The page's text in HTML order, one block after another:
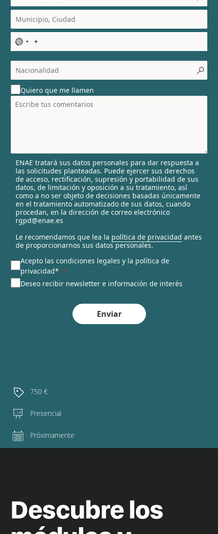
N
o
c
o
u
n
t
l
e
c
t
e
d
Quiero que me llamen
ENAE tratará sus datos personales para dar respuesta a
las solicitudes planteadas. Puede ejercer sus derechos
de acceso, rectificación, supresión y portabilidad de sus
datos, de limitación y oposición a su tratamiento, así
como a no ser objeto de decisiones basadas únicamente
en el tratamiento automatizado de sus datos, cuando
procedan, en la dirección de correo electrónico
rgpd@enae.es
Le recomendamos que lea la política de privacidad antes
de proporcionarnos sus datos personales.
Acepto las condiciones legales y la política de
privacidad*
Deseo recibir newsletter e información de interés
Enviar
750 €
Presencial
Próximamente
Descubre los